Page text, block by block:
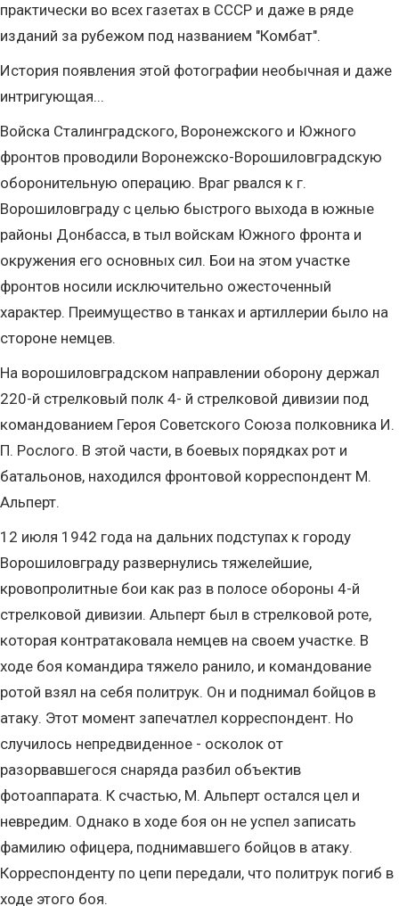
практически во всех газетах в СССР и даже в ряде
изданий за рубежом под названием "Комбат".
История появления этой фотографии необычная и даже
интригующая...
Войска Сталинградского, Воронежского и Южного
фронтов проводили Воронежско-Ворошиловградскую
оборонительную операцию. Враг рвался к г.
Ворошиловграду с целью быстрого выхода в южные
районы Донбасса, в тыл войскам Южного фронта и
окружения его основных сил. Бои на этом участке
фронтов носили исключительно ожесточенный
характер. Преимущество в танках и артиллерии было на
стороне немцев.
На ворошиловградском направлении оборону держал
220-й стрелковый полк 4- й стрелковой дивизии под
командованием Героя Советского Союза полковника И.
П. Рослого. В этой части, в боевых порядках рот и
батальонов, находился фронтовой корреспондент М.
Альперт.
12 июля 1942 года на дальних подступах к городу
Ворошиловграду развернулись тяжелейшие,
кровопролитные бои как раз в полосе обороны 4-й
стрелковой дивизии. Альперт был в стрелковой роте,
которая контратаковала немцев на своем участке. В
ходе боя командира тяжело ранило, и командование
ротой взял на себя политрук. Он и поднимал бойцов в
атаку. Этот момент запечатлел корреспондент. Но
случилось непредвиденное - осколок от
разорвавшегося снаряда разбил объектив
фотоаппарата. К счастью, М. Альперт остался цел и
невредим. Однако в ходе боя он не успел записать
фамилию офицера, поднимавшего бойцов в атаку.
Корреспонденту по цепи передали, что политрук погиб в
ходе этого боя.